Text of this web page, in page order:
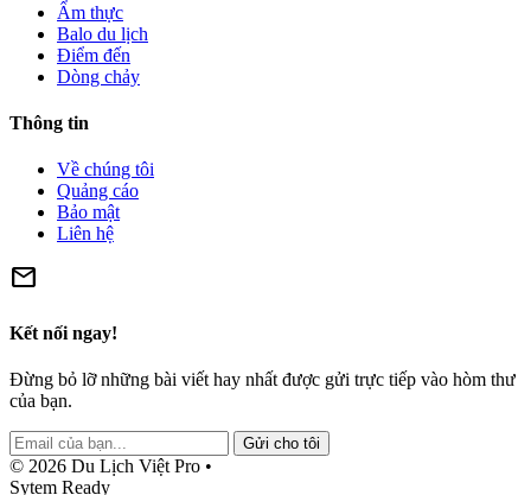
Ẩm thực
Balo du lịch
Điểm đến
Dòng chảy
Thông tin
Về chúng tôi
Quảng cáo
Bảo mật
Liên hệ
mail
Kết nối ngay!
Đừng bỏ lỡ những bài viết hay nhất được gửi trực tiếp vào hòm thư
của bạn.
Gửi cho tôi
© 2026 Du Lịch Việt Pro •
Sytem Ready